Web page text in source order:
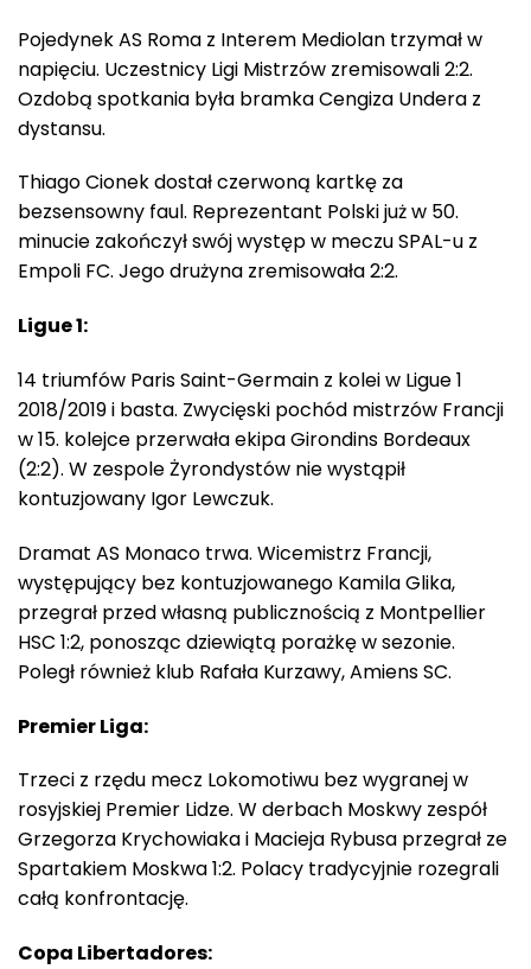
Pojedynek AS Roma z Interem Mediolan trzymał w
napięciu. Uczestnicy Ligi Mistrzów zremisowali 2:2.
Ozdobą spotkania była bramka Cengiza Undera z
dystansu.
Thiago Cionek dostał czerwoną kartkę za
bezsensowny faul. Reprezentant Polski już w 50.
minucie zakończył swój występ w meczu SPAL-u z
Empoli FC. Jego drużyna zremisowała 2:2.
Ligue 1:
14 triumfów Paris Saint-Germain z kolei w Ligue 1
2018/2019 i basta. Zwycięski pochód mistrzów Francji
w 15. kolejce przerwała ekipa Girondins Bordeaux
(2:2). W zespole Żyrondystów nie wystąpił
kontuzjowany Igor Lewczuk.
Dramat AS Monaco trwa. Wicemistrz Francji,
występujący bez kontuzjowanego Kamila Glika,
przegrał przed własną publicznością z Montpellier
HSC 1:2, ponosząc dziewiątą porażkę w sezonie.
Poległ również klub Rafała Kurzawy, Amiens SC.
Premier Liga:
Trzeci z rzędu mecz Lokomotiwu bez wygranej w
rosyjskiej Premier Lidze. W derbach Moskwy zespół
Grzegorza Krychowiaka i Macieja Rybusa przegrał ze
Spartakiem Moskwa 1:2. Polacy tradycyjnie rozegrali
całą konfrontację.
Copa Libertadores: